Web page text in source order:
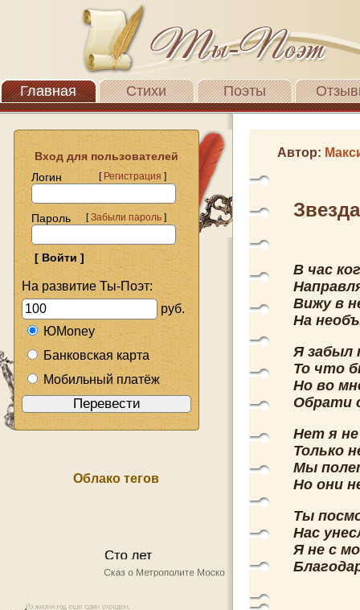
Главная Стихи Поэты
Вход для пользователей
Логин
[Регистрация]
Пароль [Забыли пароль]
На развитие Ты-Поэт:
руб.
ЮMoney
Банковская карта
Мобильный платёж
Облако тегов
Автор:
Звезда
В час
Вижу в
На
Я забыл
То что
Но во
Обрати
Нет я
Только
Мы
Но они
Ты
Нас
Я не с